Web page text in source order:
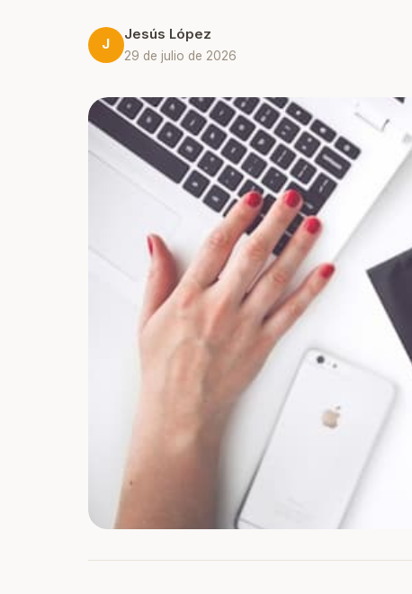
Más descargas para tu app
móvil
Hosting SEO
Alojamiento optimizado para
posicionar
J
Jesús López
29 de julio de 2026